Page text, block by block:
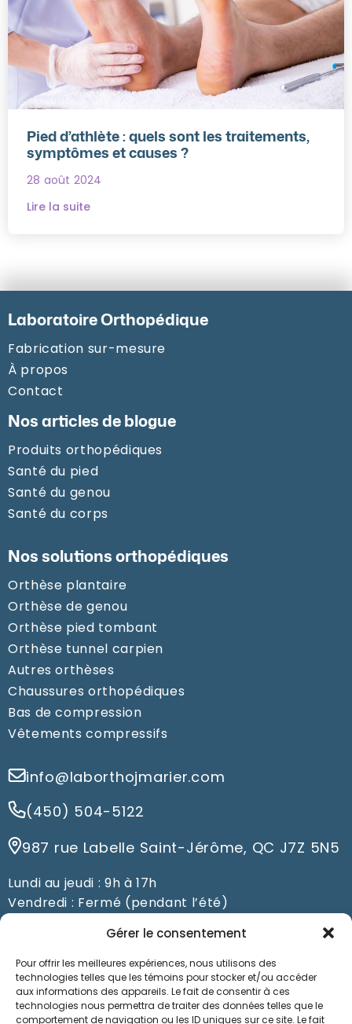
Gérer le consentement
Pour offrir les meilleures expériences, nous utilisons des
technologies telles que les témoins pour stocker et/ou accéder
aux informations des appareils. Le fait de consentir à ces
technologies nous permettra de traiter des données telles que le
comportement de navigation ou les ID uniques sur ce site. Le fait
Pied d’athlète : quels sont les traitements,
symptômes et causes ?
28 août 2024
Lire la suite
Laboratoire Orthopédique
Fabrication sur-mesure
À propos
Contact
Nos articles de blogue
Produits orthopédiques
Santé du pied
Santé du genou
Santé du corps
Nos solutions orthopédiques
Orthèse plantaire
Orthèse de genou
Orthèse pied tombant
Orthèse tunnel carpien
Autres orthèses
Chaussures orthopédiques
Bas de compression
Vêtements compressifs
info@laborthojmarier.com
(450) 504-5122
987 rue Labelle Saint-Jérôme, QC J7Z 5N5
Lundi au jeudi : 9h à 17h
Vendredi : Fermé (pendant l’été)
Prendre un rendez-vous